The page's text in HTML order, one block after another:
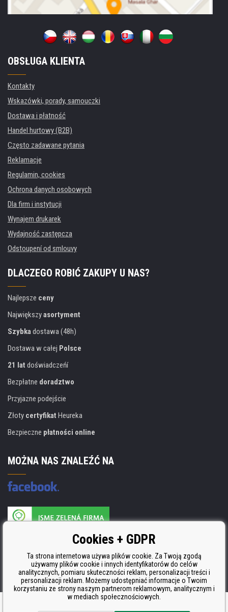
OBSŁUGA KLIENTA
Kontakty
Wskazówki, porady, samouczki
Dostawa i płatność
Handel hurtowy (B2B)
Często zadawane pytania
Reklamacje
Regulamin, cookies
Ochrona danych osobowych
Dla firm i instytucji
Wynajem drukarek
Wydajność zastępcza
Odstoupení od smlouvy
DLACZEGO ROBIĆ ZAKUPY U NAS?
Najlepsze ceny
Największyasortyment
Szybkadostawa (48h)
Dostawa w całej Polsce
21 lat doświadczeńí
Bezpłatne doradztwo
Przyjazne podejście
Złoty certyfikat Heureka
Bezpieczne płatności online
MOŻNA NAS ZNALEŹĆ NA
Producent wkładów posiada certyfikat
ISO 9001, ISO 14001 i STMC.Cookies + GDPR
Ta strona internetowa używa plików cookie. Za Twoją zgodą
używamy plików cookie i innych identyfikatorów do celów
analitycznych, pomiaru skuteczności reklam, personalizacji treści i
personalizacji reklam. Możemy udostępniać informacje o Twoim
korzystaniu ze strony naszym partnerom reklamowym, analitycznym i
w mediach społecznościowych.